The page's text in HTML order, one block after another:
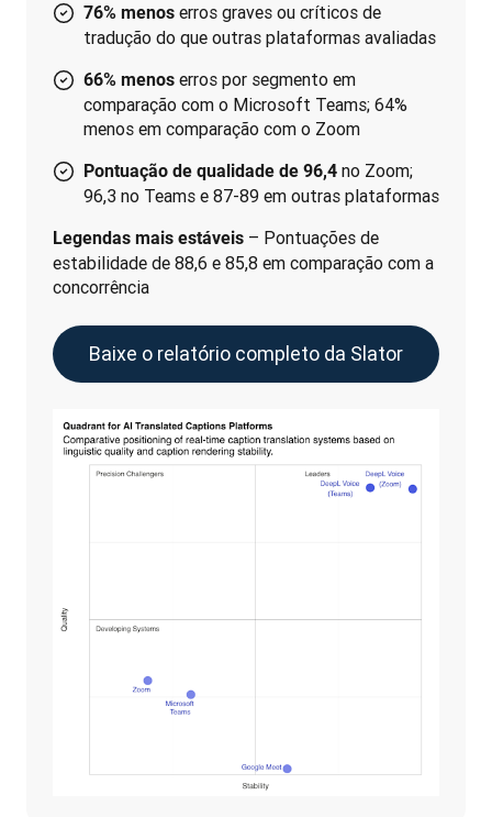
76% menos erros graves ou críticos de
tradução do que outras plataformas avaliadas
66% menos erros por segmento em
comparação com o Microsoft Teams; 64%
menos em comparação com o Zoom
Pontuação de qualidade de 96,4 no Zoom;
96,3 no Teams e 87-89 em outras plataformas
Legendas mais estáveis – Pontuações de
estabilidade de 88,6 e 85,8 em comparação com a
concorrência
Baixe o relatório completo da Slator